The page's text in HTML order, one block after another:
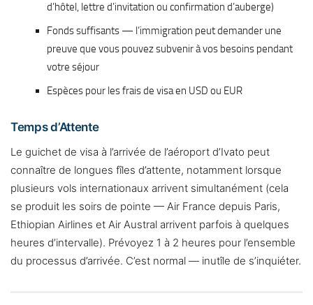
d’hôtel, lettre d’invitation ou confirmation d’auberge)
Fonds suffisants — l’immigration peut demander une
preuve que vous pouvez subvenir à vos besoins pendant
votre séjour
Espèces pour les frais de visa en USD ou EUR
Temps d’Attente
Le guichet de visa à l’arrivée de l’aéroport d’Ivato peut
connaître de longues fîles d’attente, notamment lorsque
plusieurs vols internationaux arrivent simultanément (cela
se produit les soirs de pointe — Air France depuis Paris,
Ethiopian Airlines et Air Austral arrivent parfois à quelques
heures d’intervalle). Prévoyez 1 à 2 heures pour l’ensemble
du processus d’arrivée. C’est normal — inutîle de s’inquiéter.